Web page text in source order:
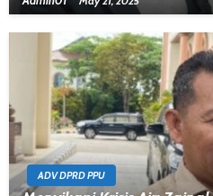
ADV DPRD PPU